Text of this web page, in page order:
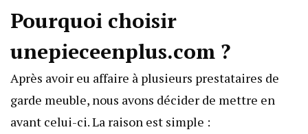
Pourquoi choisir
unepieceenplus.com ?
Après avoir eu affaire à plusieurs prestataires de
garde meuble, nous avons décider de mettre en
avant celui-ci. La raison est simple :